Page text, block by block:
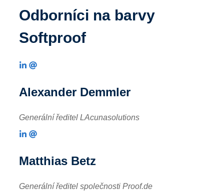
Odborníci na barvy
Softproof
Alexander Demmler
Generální ředitel LAcunasolutions
Matthias Betz
Generální ředitel společnosti Proof.de